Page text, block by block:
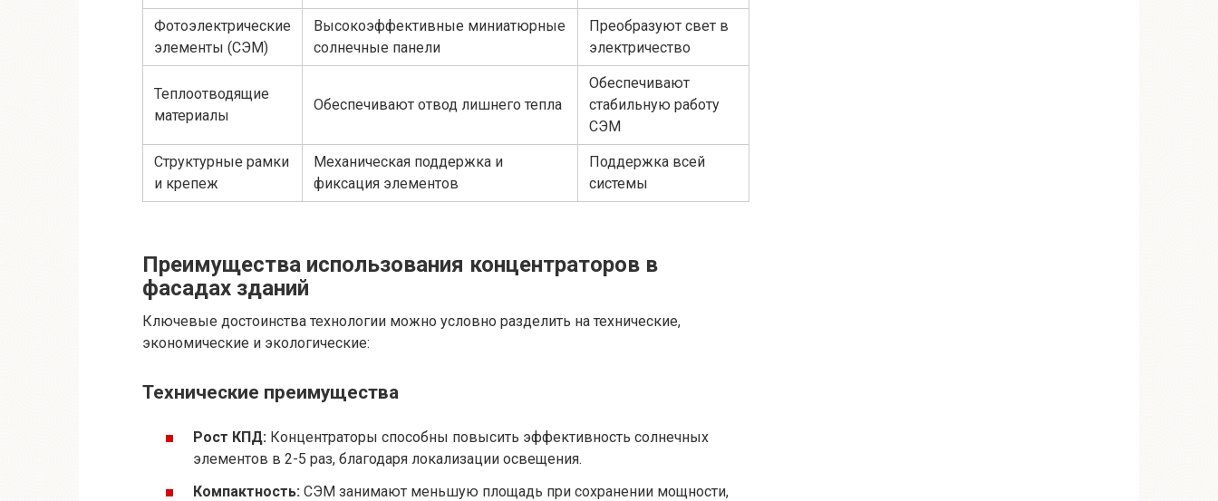
Фотоэлектрические
элементы (СЭМ)
Высокоэффективные миниатюрные
солнечные панели
Преобразуют свет в
электричество
Теплоотводящие
материалы
Обеспечивают отвод лишнего тепла
Обеспечивают
стабильную работу
СЭМ
Структурные рамки
и крепеж
Механическая поддержка и
фиксация элементов
Поддержка всей
системы
Преимущества использования концентраторов в
фасадах зданий
Ключевые достоинства технологии можно условно разделить на технические,
экономические и экологические:
Технические преимущества
Рост КПД: Концентраторы способны повысить эффективность солнечных
элементов в 2-5 раз, благодаря локализации освещения.
Компактность: СЭМ занимают меньшую площадь при сохранении мощности,